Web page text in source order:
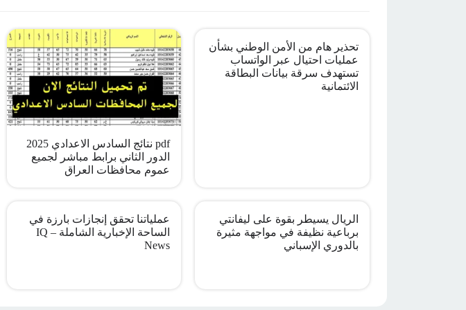
تحذير هام من الأمن الوطني بشأن
عمليات احتيال عبر الواتساب
تستهدف سرقة بيانات البطاقة
الائتمانية
pdf نتائج السادس الاعدادي 2025
الدور الثاني برابط مباشر لجميع
عموم محافظات العراق
الريال يسيطر بقوة على ليفانتي
برباعية نظيفة في مواجهة مثيرة
بالدوري الإسباني
عملياتنا تحقق إنجازات بارزة في
الساحة الإخبارية الشاملة – IQ
News